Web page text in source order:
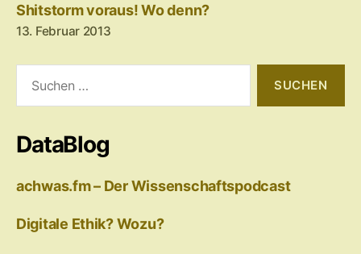
Shitstorm voraus! Wo denn?
13. Februar 2013
nach:
DataBlog
achwas.fm – Der Wissenschaftspodcast
Digitale Ethik? Wozu?